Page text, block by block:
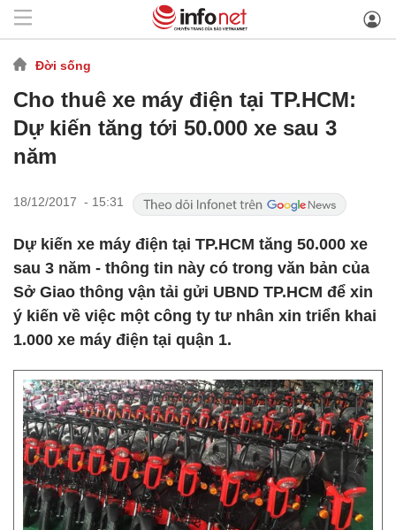
Đời sống
Cho thuê xe máy điện tại TP.HCM:
Dự kiến tăng tới 50.000 xe sau 3
năm
18/12/2017 - 15:31
Dự kiến xe máy điện tại TP.HCM tăng 50.000 xe
sau 3 năm - thông tin này có trong văn bản của
Sở Giao thông vận tải gửi UBND TP.HCM để xin
ý kiến về việc một công ty tư nhân xin triển khai
1.000 xe máy điện tại quận 1.